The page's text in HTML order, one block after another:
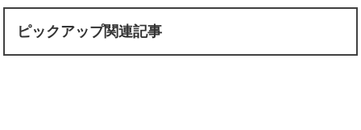
ピックアップ関連記事